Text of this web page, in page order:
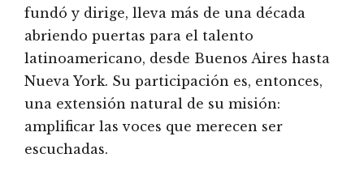
fundó y dirige, lleva más de una década
abriendo puertas para el talento
latinoamericano, desde Buenos Aires hasta
Nueva York. Su participación es, entonces,
una extensión natural de su misión:
amplificar las voces que merecen ser
escuchadas.